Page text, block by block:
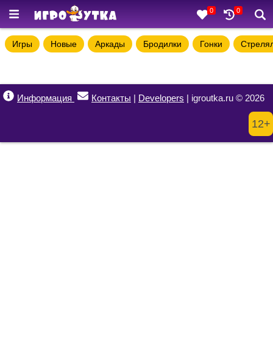
0 0
Игры Новые Аркады Бродилки Гонки
Информация Контакты | Developers | igroutka.ru © 2026
12+